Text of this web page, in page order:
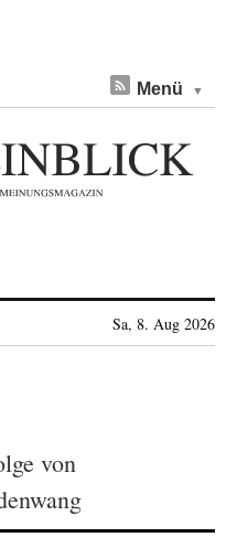
Menü
Sa, 8. Aug 2026
von